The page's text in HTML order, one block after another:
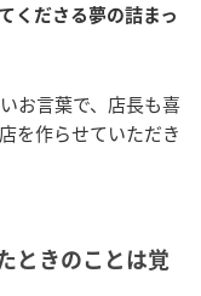
くださる夢の詰まっ
お言葉で、店長も喜
を作らせていただき
ときのことは覚